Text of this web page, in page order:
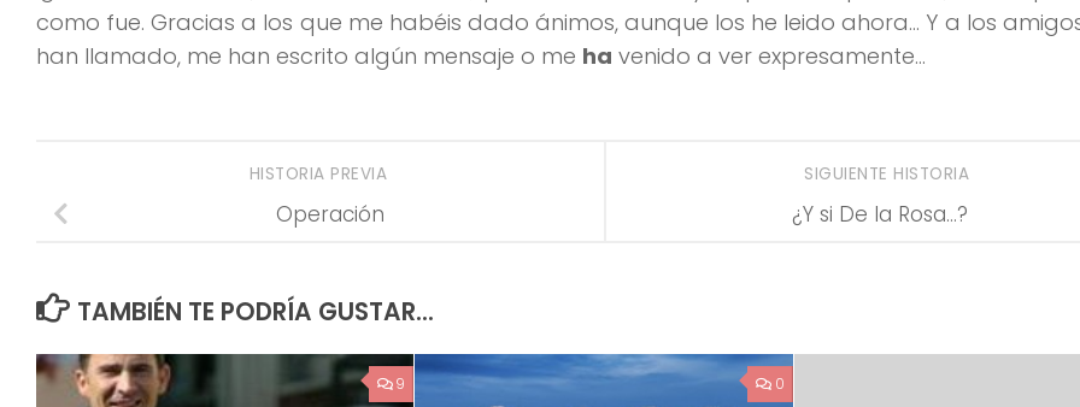
como fue. Gracias a los que me habéis dado ánimos, aunque los he leido ahora… Y a los
han llamado, me han escrito algún mensaje o me ha venido a ver expresamente…
SIGUIENTE HISTORIA
¿Y si De la Rosa…?
HISTORIA PREVIA
Operación
TAMBIÉN TE PODRÍA GUSTAR...
9 0